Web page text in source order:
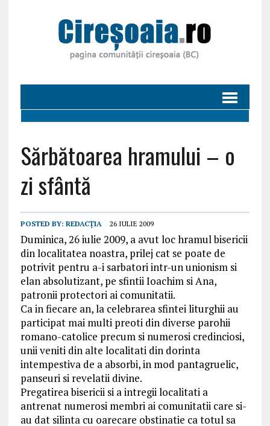
Sărbătoarea hramului – o
zi sfântă
POSTED BY: REDACȚIA 26 IULIE 2009
Duminica, 26 iulie 2009, a avut loc hramul bisericii
din localitatea noastra, prilej cat se poate de
potrivit pentru a-i sarbatori intr-un unionism si
elan absolutizant, pe sfintii Ioachim si Ana,
patronii protectori ai comunitatii.
Ca in fiecare an, la celebrarea sfintei liturghii au
participat mai multi preoti din diverse parohii
romano-catolice precum si numerosi credinciosi,
unii veniti din alte localitati din dorinta
intempestiva de a absorbi, in mod pantagruelic,
panseuri si revelatii divine.
Pregatirea bisericii si a intregii localitati a
antrenat numerosi membri ai comunitatii care si-
au dat silinta cu oarecare obstinatie ca totul sa